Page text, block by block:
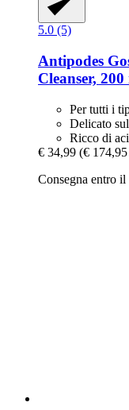
5.0 (5)
Antipodes
Cleanser, 200
Per tutti i
Delicato
Ricco di
€ 34,99 (€
Consegna entro